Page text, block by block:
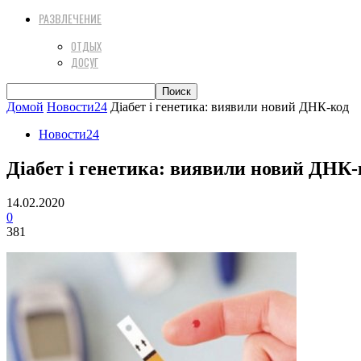
РАЗВЛЕЧЕНИЕ
ОТДЫХ
ДОСУГ
Домой Новости24 Діабет і генетика: виявили новий ДНК-код
Новости24
Діабет і генетика: виявили новий ДНК-
14.02.2020
0
381